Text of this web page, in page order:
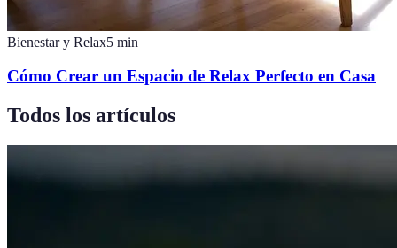
Bienestar y Relax5 min
Cómo Crear un Espacio de Relax Perfecto en Casa
Todos los artículos